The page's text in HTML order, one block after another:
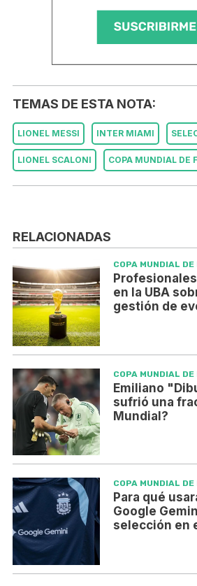
TEMAS DE ESTA NOTA:
LIONEL MESSI INTER MIAMI
LIONEL SCALONI COPA MUNDIAL DE
RELACIONADAS
COPA MUNDIAL
en la UBA
gestión de
COPA MUNDIAL
Emiliano
sufrió una
Mundial?
COPA MUNDIAL
Para qué
Google
selección en